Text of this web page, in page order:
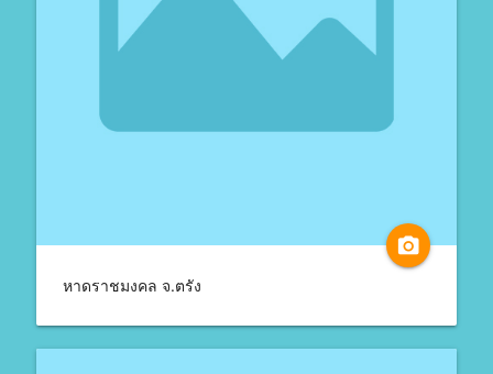
camera_alt
หาดราชมงคล จ.ตรัง